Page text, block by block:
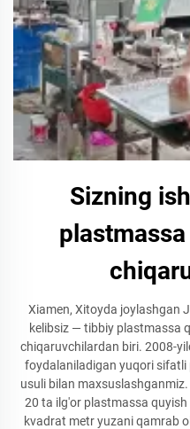
Sizning
Xiamen, Xitoyda joylashgan
kelibsiz — tibbiy plastmassa
chiqaruvchilardan biri. 2008-
foydalaniladigan yuqori
usuli bilan
20 ta ilg'or plastmassa
kvadrat metr yuzani qamrab